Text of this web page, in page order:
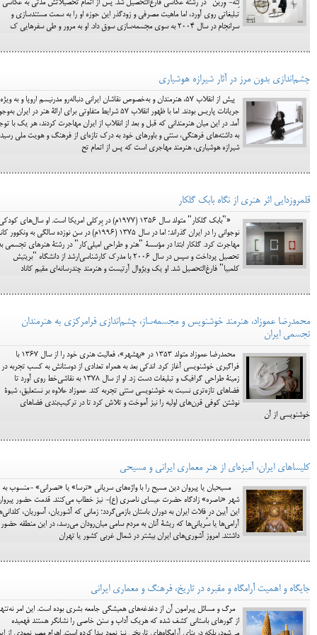
لِته‌- وِرین" در رشتۀ عکاسی فارغ‌التحصیل شد. پس از اتمام تحصیلاتش مدتی به عکاسی
تبلیغاتی روی آورد، اما ماهیت مصرفی و زودگذر این حوزه او را به سمت مستندسازی و
سرانجام در سال 2004 به سوی مجسمه‌سازی سوق داد. او به مرور و طی سفرهایی ک
چشم‌اندازی بدون مرز در آثار شیرازه هوشیاری
پیش از انقلاب ۵۷، هنرمندان و به‌خصوص نقاشان ایرانی دنباله‌رو مدرنیسم اروپا و به ویژه
جریانات پاریس بودند. اما با ظهور انقلاب ۵۷ شرایط متفاوتی برای ارائۀ هنر در ایران
آمد. در این میان هنرمندانی که قبل و بعد از انقلاب از ایران مهاجرت کردند، هر یک با
به داشته‌های فرهنگی، سنتی و باورهای خود به درک تازه‌ای از فرهنگ و هویت ملی
شیرازه هوشیاری، هنرمند مهاجری است که پس از اتمام تح
قلمروزدایی اثر هنری از نگاه بابک گلکار
«"بابک گلکار" متولد سال 1356 (1977م) در بِرکلی امریکا است. او سال‌های
نوجوانی را در ایران گذراند؛ اما در سال 1375 (1996م) در سن نوزده سالگی به ونکوور
مهاجرت کرد. گلکار ابتدا در مؤسسۀ "هنر و طراحی امیلی‌کار" در رشتۀ هنرهای تجسمی
تحصیل پرداخت و سپس در سال 2006 با مدرک کارشناسی‌ارشد از دانشگاه "بریتیش
کلمبیا" فارغ‌التحصیل شد. او یک ویژوال آرتیست و هنرمند چندرسانه‌ای مقیم کاناد
محمدرضا عموزاد، هنرمند خوشنویس و مجسمه‌ساز، چشم‌اندازی فرامرکزی به هنرمندان
تجسمی ایران
محمدرضا عموزاد متولد ۱۳۵۳ در «بهشهر»، فعالیت هنری خود را از سال ۱۳۶۷ با
فراگیری خوشنویسی آغاز کرد. اندکی بعد به همراه تعدادی از دوستانش به کسب تجربه در
زمینۀ طراحی گرافیک و تبلیغات دست زد. او از سال ۱۳۷۸ به نقاشی‌خط روی آورد تا
فضاهای تازه‌تری نسبت به خوشنویسی سنتی تجربه کند. عموزاد علاوه بر نستعلیق، شیوۀ
نوشتن کوفی قرن‌های اولیه را نیز آموخت و تلاش کرد تا در ترکیب‌بندی فضاهای
خوشنویسی از آن
کلیساهای ایران، آمیزه‌ای از هنر معماری ایرانی و مسیحی
مسیحیان یا پیروان دین مسیح را با واژه‌های سریانی «ترسا» یا «نصرانی» -منسوب به
شهر «ناصره» زادگاه حضرت عیسای ناصری (ع)- نیز خطاب می‌کنند. قدمت حضور
این آیین در فلات ایران به دوران باستان بازمی‌گردد؛ زمانی که آشوریان، آسوریان،
آرامی‌ها یا سُریانی‌ها که ریشۀ آنان به مردم سامی میان‌رودان می‌رسد، در این منطقه حضور
داشتند. امروز آشوری‌های ایران بیشتر در شمال غربی کشور یا تهران
جایگاه و اهمیت آرامگاه و مقبره در تاریخ، فرهنگ و معماری ایرانی
مرگ و مسائل پیرامون آن از دغدغه‌های همیشگی جامعه بشری بوده است. این امر
از گورهای باستانی کشف شده که هریک آداب و سنن خاصی را نشانگر هستند فهمیده